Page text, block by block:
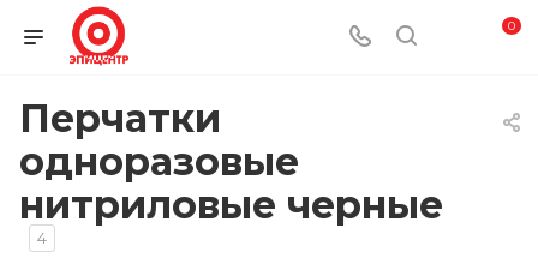
0
Перчатки
одноразовые
нитриловые черные
4